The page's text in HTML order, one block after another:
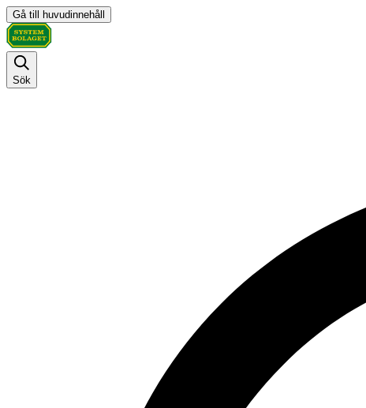
Gå till huvudinnehåll
Sök